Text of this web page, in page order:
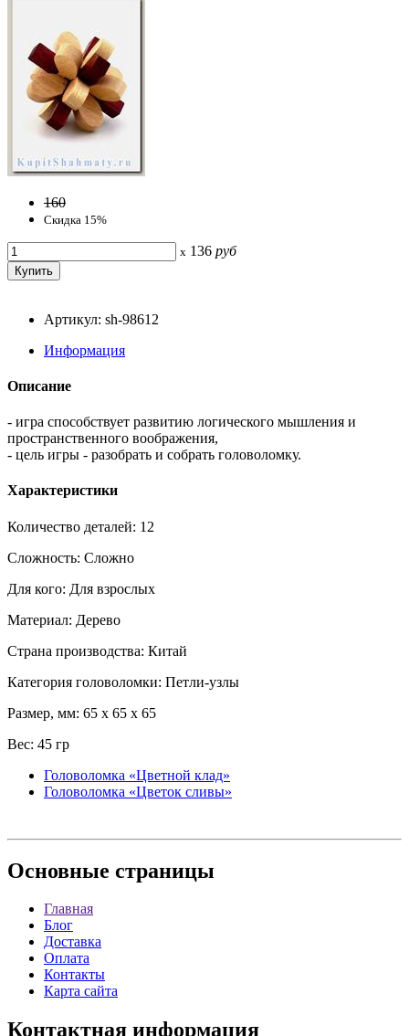
160
Скидка 15%
x 136 руб
Артикул: sh-98612
Информация
Описание
- игра способствует развитию логического мышления и
пространственного воображения,
- цель игры - разобрать и собрать головоломку.
Характеристики
Количество деталей: 12
Сложность: Сложно
Для кого: Для взрослых
Материал: Дерево
Страна производства: Китай
Категория головоломки: Петли-узлы
Размер, мм: 65 x 65 x 65
Вес: 45 гр
Головоломка «Цветной клад»
Головоломка «Цветок сливы»
Основные страницы
Главная
Блог
Доставка
Оплата
Контакты
Карта сайта
Контактная информация